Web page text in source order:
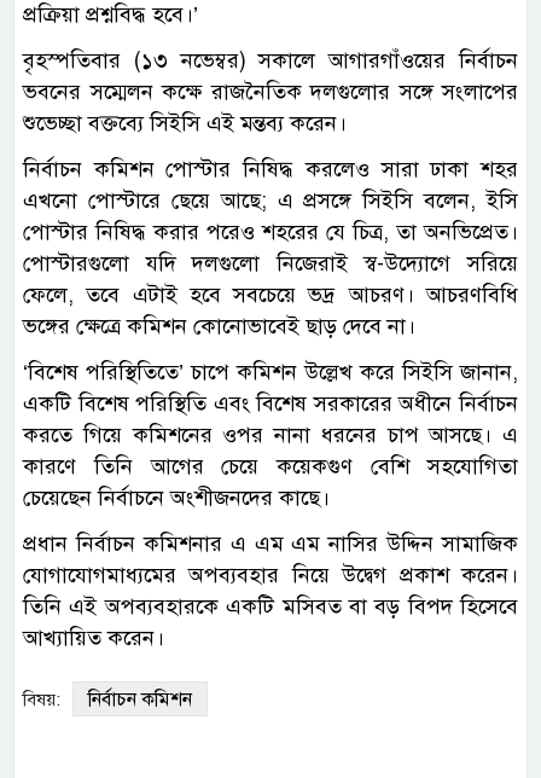
প্রক্রিয়া প্রশ্নবিদ্ধ হবে।’
বৃহস্পতিবার (১৩ নভেম্বর) সকালে আগারগাঁওয়ের নির্বাচন
ভবনের সম্মেলন কক্ষে রাজনৈতিক দলগুলোর সঙ্গে সংলাপের
শুভেচ্ছা বক্তব্যে সিইসি এই মন্তব্য করেন।
নির্বাচন কমিশন পোস্টার নিষিদ্ধ করলেও সারা ঢাকা শহর
এখনো পোস্টারে ছেয়ে আছে; এ প্রসঙ্গে সিইসি বলেন, ইসি
পোস্টার নিষিদ্ধ করার পরেও শহরের যে চিত্র, তা অনভিপ্রেত।
পোস্টারগুলো যদি দলগুলো নিজেরাই স্ব-উদ্যোগে সরিয়ে
ফেলে, তবে এটাই হবে সবচেয়ে ভদ্র আচরণ। আচরণবিধি
ভঙ্গের ক্ষেত্রে কমিশন কোনোভাবেই ছাড় দেবে না।
‘বিশেষ পরিস্থিতিতে’ চাপে কমিশন উল্লেখ করে সিইসি জানান,
একটি বিশেষ পরিস্থিতি এবং বিশেষ সরকারের অধীনে নির্বাচন
করতে গিয়ে কমিশনের ওপর নানা ধরনের চাপ আসছে। এ
কারণে তিনি আগের চেয়ে কয়েকগুণ বেশি সহযোগিতা
চেয়েছেন নির্বাচনে অংশীজনদের কাছে।
প্রধান নির্বাচন কমিশনার এ এম এম নাসির উদ্দিন সামাজিক
যোগাযোগমাধ্যমের অপব্যবহার নিয়ে উদ্বেগ প্রকাশ করেন।
তিনি এই অপব্যবহারকে একটি মসিবত বা বড় বিপদ হিসেবে
আখ্যায়িত করেন।
বিষয়: নির্বাচন কমিশন